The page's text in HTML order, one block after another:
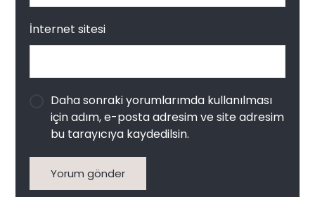
İnternet sitesi
Daha sonraki yorumlarımda kullanılması
için adım, e-posta adresim ve site adresim
bu tarayıcıya kaydedilsin.
Yorum gönder